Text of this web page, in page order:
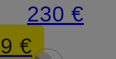
€
230 €